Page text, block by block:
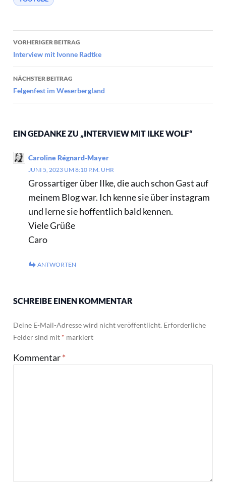
Beitragsnavigation
VORHERIGER BEITRAG
Interview mit Ivonne Radtke
NÄCHSTER BEITRAG
Felgenfest im Weserbergland
EIN GEDANKE ZU „INTERVIEW MIT ILKE WOLF“
Caroline Régnard-Mayer
JUNI 5, 2023 UM 8:10 P.M. UHR
Grossartiger über Ilke, die auch schon Gast auf
meinem Blog war. Ich kenne sie über instagram
und lerne sie hoffentlich bald kennen.
Viele Grüße
Caro
ANTWORTEN
SCHREIBE EINEN KOMMENTAR
Deine E-Mail-Adresse wird nicht veröffentlicht. Erforderliche
Felder sind mit * markiert
Kommentar*